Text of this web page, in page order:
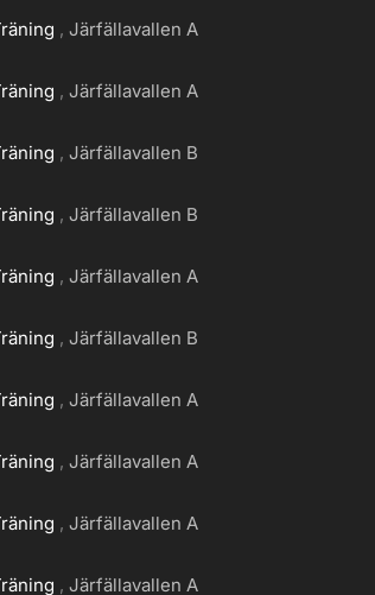
Järfällavallen A
Järfällavallen A
Järfällavallen B
Järfällavallen B
Järfällavallen A
Järfällavallen B
Järfällavallen A
Järfällavallen A
Järfällavallen A
Järfällavallen A